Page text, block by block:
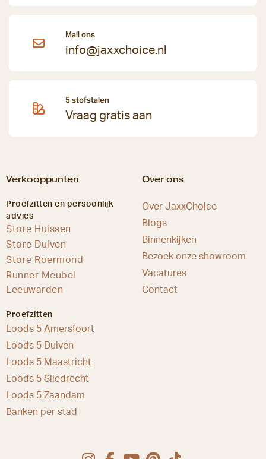
Mail ons
info@jaxxchoice.nl
5 stofstalen
Vraag gratis aan
Verkooppunten
Proefzitten en persoonlijk
advies
Store Huissen
Store Duiven
Store Roermond
Runner Meubel
Leeuwarden
Proefzitten
Loods 5 Amersfoort
Loods 5 Duiven
Loods 5 Maastricht
Loods 5 Sliedrecht
Loods 5 Zaandam
Banken per stad
Over ons
Over JaxxChoice
Blogs
Binnenkijken
Bezoek onze showroom
Vacatures
Contact